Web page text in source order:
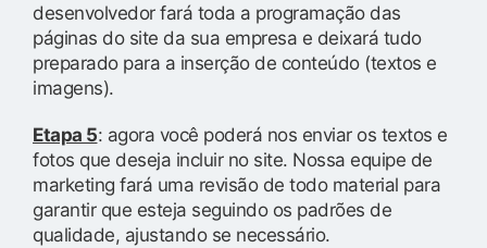
desenvolvedor fará toda a programação das
páginas do site da sua empresa e deixará tudo
preparado para a inserção de conteúdo (textos e
imagens).
Etapa 5: agora você poderá nos enviar os textos e
fotos que deseja incluir no site. Nossa equipe de
marketing fará uma revisão de todo material para
garantir que esteja seguindo os padrões de
qualidade, ajustando se necessário.